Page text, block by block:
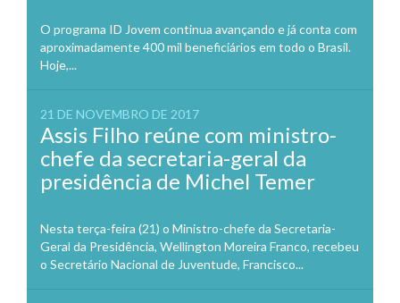
O programa ID Jovem continua avançando e já conta com
aproximadamente 400 mil beneficiários em todo o Brasil.
Hoje,...
21 DE NOVEMBRO DE 2017
Assis Filho reúne com ministro-
chefe da secretaria-geral da
presidência de Michel Temer
Nesta terça-feira (21) o Ministro-chefe da Secretaria-
Geral da Presidência, Wellington Moreira Franco, recebeu
o Secretário Nacional de Juventude, Francisco...